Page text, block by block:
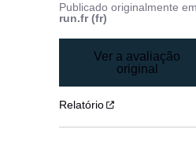
Publicado originalmente
run.fr (fr)
Ver a avaliação
original
Relatório